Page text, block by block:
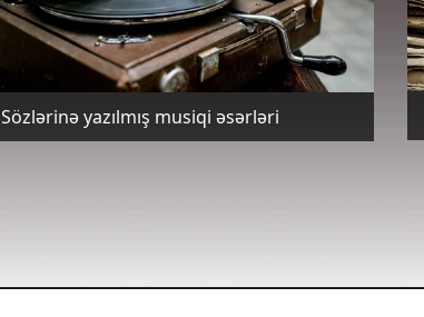
Sözlərinə yazılmış musiqi əsərləri